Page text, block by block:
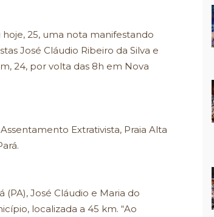
25, uma nota manifestando
José Cláudio Ribeiro da Silva e
24, por volta das 8h em Nova
Extrativista, Praia Alta
(PA), José Cláudio e Maria do
localizada a 45 km. “Ao